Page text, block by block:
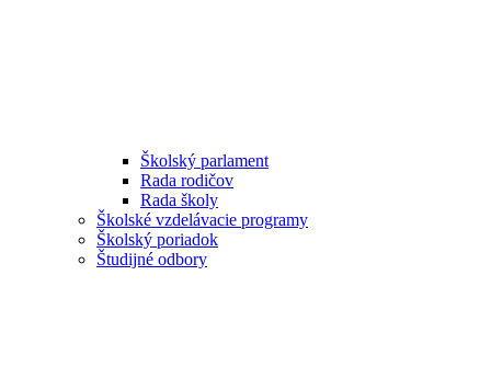
Školský parlament
Rada rodičov
Rada školy
Školské vzdelávacie programy
Školský poriadok
Študijné odbory